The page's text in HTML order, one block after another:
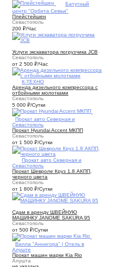
Батутный
центр "Орбита Семьи"
Плейстейшен
Севастополь
200 ₽/Час
Услуги экскаватора погрузчика JCB
Севастополь
от 2 500 ₽/Час
К-ТЕХНО
Аренда дизельного компрессора с
отбойными молотками
Севастополь
5 000 ₽/Сутки
Прокат авто Северная и
Севастополь
Прокат Hyundai Accent МКПП
Севастополь
от 1 500 ₽/Сутки
Прокат авто Северная и
Севастополь
Прокат Шевроле Круз 1.8 АКПП,
черного цвета
Севастополь
от 1 800 ₽/Сутки
Сдам в аренду ШВЕЙНУЮ
МАШИНКУ JANOME SAKURA 95
Севастополь
от 500 ₽/Сутки
Вилла "Аннигора" | Отель в
Алуште
Прокат машин марки Kia Rio
Алушта